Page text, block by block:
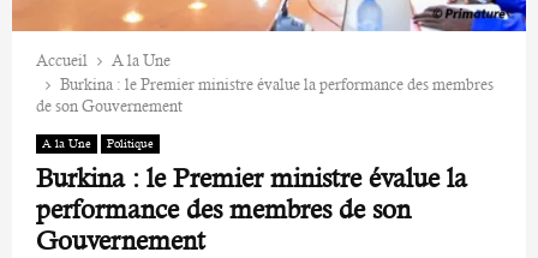
Accueil
A la Une
Burkina : le Premier ministre évalue la performance des membres
de son Gouvernement
A la Une Politique
Burkina : le Premier ministre évalue la
performance des membres de son
Gouvernement